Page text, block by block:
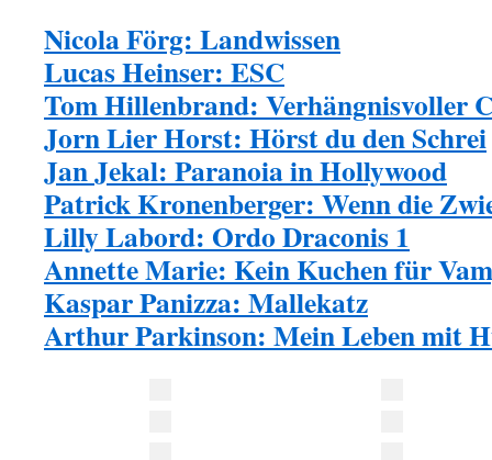
Nicola Förg: Landwissen
Lucas Heinser: ESC
Tom Hillenbrand: Verhängnisvoller
Jorn Lier Horst: Hörst du den Schrei
Jan Jekal: Paranoia in Hollywood
Patrick Kronenberger: Wenn die
Lilly Labord: Ordo Draconis 1
Annette Marie: Kein Kuchen für
Kaspar Panizza: Mallekatz
Arthur Parkinson: Mein Leben mit